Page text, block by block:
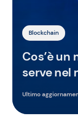
Blockchain
Cos’è un
serve nel
Ultimo